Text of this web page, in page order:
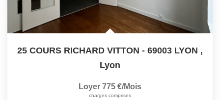
25 COURS RICHARD VITTON - 69003 LYON ,
Lyon
Loyer 775 €/mois
charges comprises